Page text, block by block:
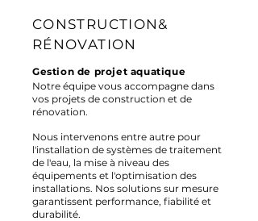
CONSTRUCTION&
RÉNOVATION
Gestion de projet aquatique
Notre équipe vous accompagne dans
vos projets de construction et de
rénovation.
Nous intervenons entre autre pour
l'installation de systèmes de traitement
de l'eau, la mise à niveau des
équipements et l'optimisation des
installations. Nos solutions sur mesure
garantissent performance, fiabilité et
durabilité.